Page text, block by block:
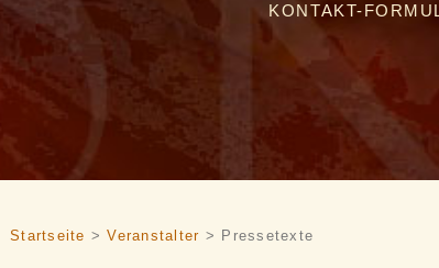
KONTAKT-
Startseite >Veranstalter > Pressetexte